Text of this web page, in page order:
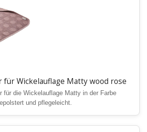
für Wickelauflage Matty wood rose
für die Wickelauflage Matty in der Farbe
und pflegeleicht.